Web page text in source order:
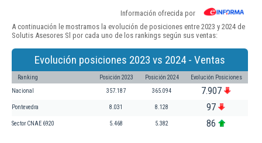
Información ofrecida por
A continuación le mostramos la evolución de posiciones entre 2023 y 2024 de
Solutis Asesores Sl por cada uno de los rankings según sus ventas:
Evolución posiciones 2023 vs 2024 - Ventas
Ranking Posición 2023 Posición 2024 Evolución Posiciones
Nacional 357.187 365.094 7.907
Pontevedra 8.031 8.128 97
Sector CNAE 6920 5.468 5.382 86